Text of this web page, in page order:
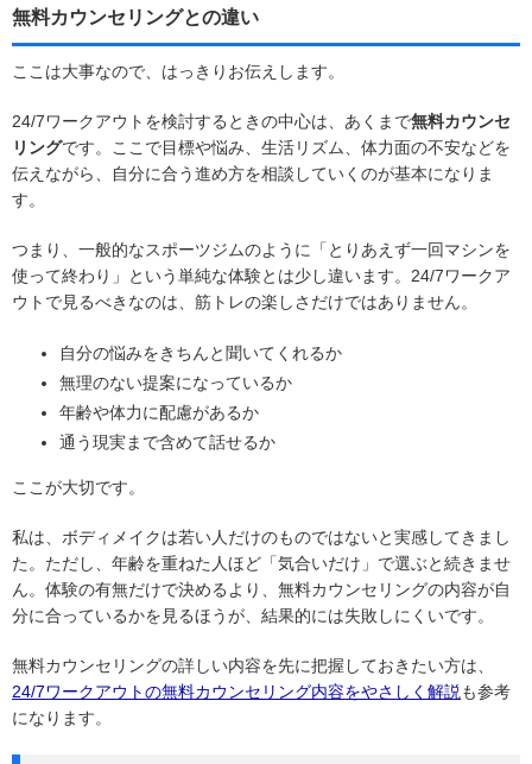
無料カウンセリングとの違い
ここは大事なので、はっきりお伝えします。
24/7ワークアウトを検討するときの中心は、あくまで無料カウンセ
リングです。ここで目標や悩み、生活リズム、体力面の不安などを
伝えながら、自分に合う進め方を相談していくのが基本になりま
す。
つまり、一般的なスポーツジムのように「とりあえず一回マシンを
使って終わり」という単純な体験とは少し違います。24/7ワークア
ウトで見るべきなのは、筋トレの楽しさだけではありません。
自分の悩みをきちんと聞いてくれるか
無理のない提案になっているか
年齢や体力に配慮があるか
通う現実まで含めて話せるか
ここが大切です。
私は、ボディメイクは若い人だけのものではないと実感してきまし
た。ただし、年齢を重ねた人ほど「気合いだけ」で選ぶと続きませ
ん。体験の有無だけで決めるより、無料カウンセリングの内容が自
分に合っているかを見るほうが、結果的には失敗しにくいです。
無料カウンセリングの詳しい内容を先に把握しておきたい方は、
24/7ワークアウトの無料カウンセリング内容をやさしく解説 も参考
になります。